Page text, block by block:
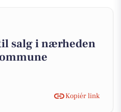
salg i nærheden
Kopiér link